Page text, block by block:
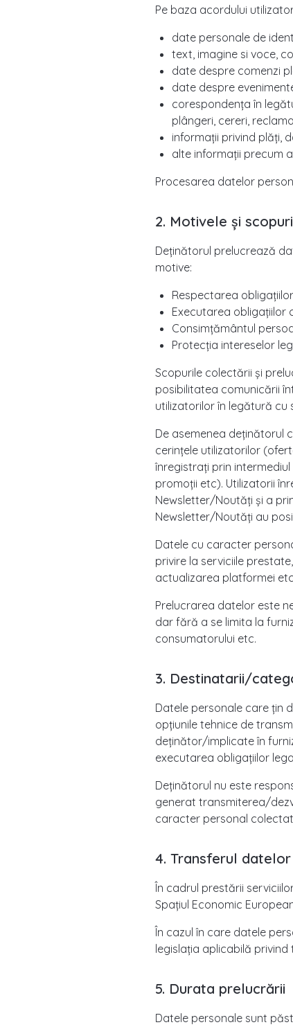
Pe baza acordului
date personale de
text, imagine si voce,
date despre comenzi
date despre
corespondența în
plângeri, cereri,
informații privind plăți,
alte informații precum
Procesarea datelor
2. Motivele și
Deținătorul prelucrează
motive:
Respectarea
Executarea obligațiilor
Consimțământul
Protecția intereselor
Scopurile colectării și
posibilitatea comunicării
utilizatorilor în legătură cu
De asemenea deținătorul
cerințele utilizatorilor
înregistrați prin
promoții etc). Utilizatorii
Newsletter/Noutăți și a
Newsletter/Noutăți au
Datele cu caracter
privire la serviciile
actualizarea platformei
Prelucrarea datelor este
dar fără a se limita la
consumatorului etc.
3. Destinatarii/
Datele personale care țin
opțiunile tehnice de
deținător/implicate în
executarea obligațiilor
Deținătorul nu este
generat transmiterea/
caracter personal
4. Transferul
În cadrul prestării
Spațiul Economic
În cazul în care datele
legislația aplicabilă
5. Durata prelucrării
Datele personale sunt